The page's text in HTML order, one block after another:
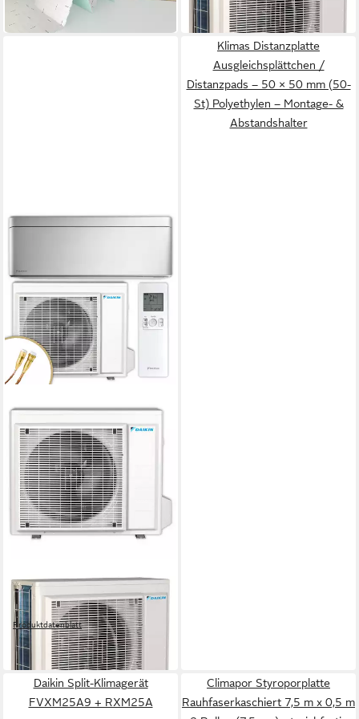
(4,81 €/ 1 qm)
in 5-6 Werktagen bei dir
lieferbar in 4 Wochen
DAIKIN
Split-Klimagerät FTXA50C +
RXA50B8
Produktdatenblatt
5.673,00 €
lieferbar in 4 Wochen
Klimas Distanzplatte
Ausgleichsplättchen /
Distanzpads – 50 × 50 mm (50-
St) Polyethylen – Montage- &
Abstandshalter
Daikin Split-Klimagerät
FVXM25A9 + RXM25A
Climapor Styroporplatte
Rauhfaserkaschiert 7,5 m x 0,5 m